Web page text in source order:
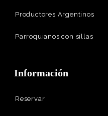
Productores Argentinos
Parroquianos con sillas
Información
Reservar